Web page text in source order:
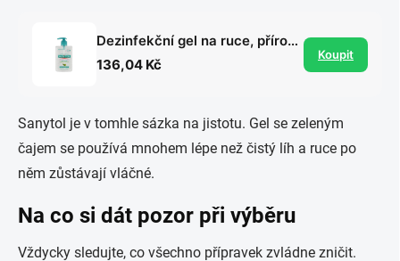
Dezinfekční gel na ruce, přírodní zelený čaj
136,04 Kč
Koupit
Sanytol je v tomhle sázka na jistotu. Gel se zeleným
čajem se používá mnohem lépe než čistý líh a ruce po
něm zůstávají vláčné.
Na co si dát pozor při výběru
Vždycky sledujte, co všechno přípravek zvládne zničit.